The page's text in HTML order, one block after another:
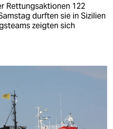
Rettungsaktionen 122
durften sie in Sizilien
zeigten sich